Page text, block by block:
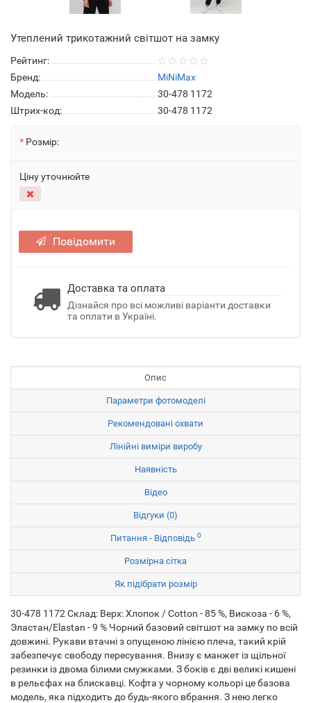
Утеплений трикотажний світшот на замку
Рейтинг:
Бренд:
MiNiMax
Модель:
30-478 1172
Штрих-код:
30-478 1172
Розмір:
Ціну уточнюйте
Повідомити
Доставка та оплата
Дізнайся про всі можливі варіанти доставки
та оплати в Україні.
Опис
Параметри фотомоделі
Рекомендовані охвати
Лінійні виміри виробу
Наявність
Відео
Відгуки (0)
Питання - Відповідь 0
Розмірна сітка
Як підібрати розмір
30-478 1172 Склад: Верх: Хлопок / Cotton - 85 %, Вискоза - 6 %,
Эластан/Elastan - 9 % Чорний базовий світшот на замку по всій
довжині. Рукави втачні з опущеною лінією плеча, такий крій
забезпечує свободу пересування. Внизу є манжет із щільної
резинки із двома білими смужками. З боків є дві великі кишені
в рельєфах на блискавці. Кофта у чорному кольорі це базова
модель, яка підходить до будь-якого вбрання. З нею легко